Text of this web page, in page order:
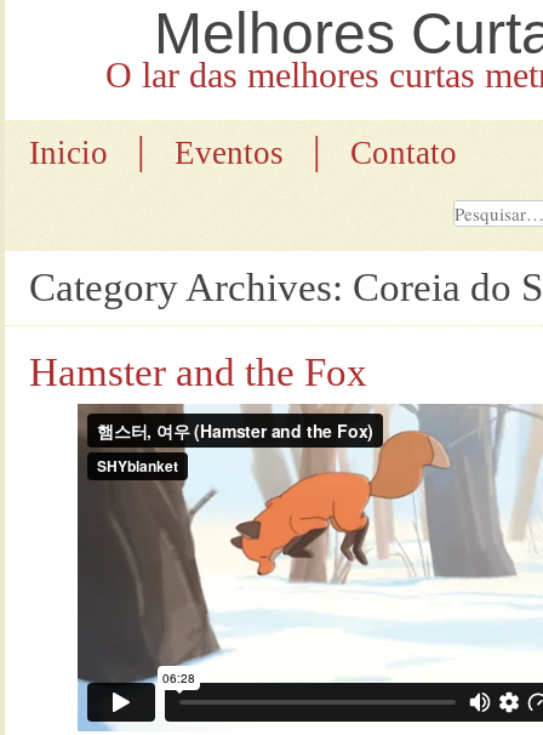
Melhores
O lar das melhores curtas
Inicio | Eventos | Contato
Category Archives: Coreia do
Hamster and the Fox